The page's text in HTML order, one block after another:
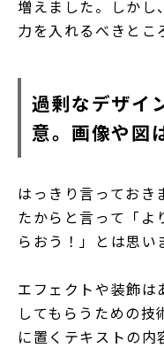
増えました。しかし
力を入れるべきとこ
過剰なデザイ
意。画像や図
はっきり言っておき
たからと言って「よ
らおう！」とは思い
エフェクトや装飾は
してもらうための技
に置くテキストの内